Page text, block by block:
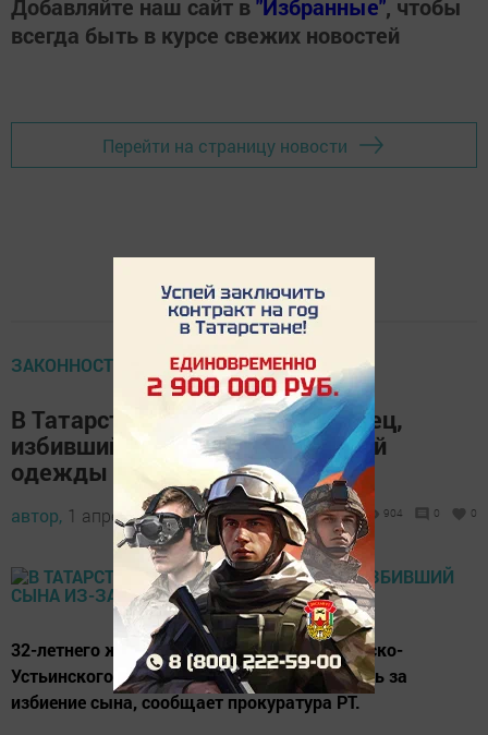
Добавляйте наш сайт в"Избранные", чтобы
всегда быть в курсе свежих новостей
Перейти на страницу новости
ЗАКОННОСТЬ ПРАВОВОЕ ВОСПИТАНИЕ
В Татарстане под суд пойдет отец,
избивший сына из-за потерянной
одежды
автор, 1 апреля 2016 - 11:35 904 0 0
32-летнего жителя деревни Клянчеево Камско-
Устьинского района Татарстана будут судить за
избиение сына, сообщает прокуратура РТ.